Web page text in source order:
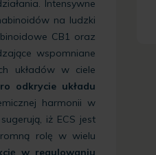
Intensywne
na ludzki
CB1 oraz
wspomniane
układów w ciele
odkrycie układu
harmonii w
iż ECS jest
rolę w wielu
w regulowaniu